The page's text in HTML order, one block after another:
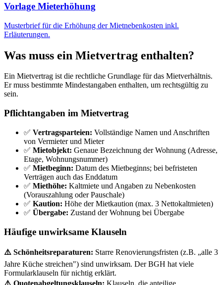
Vorlage Mieterhöhung
Musterbrief für die Erhöhung der Mietnebenkosten inkl.
Erläuterungen.
Was muss ein Mietvertrag enthalten?
Ein Mietvertrag ist die rechtliche Grundlage für das Mietverhältnis.
Er muss bestimmte Mindestangaben enthalten, um rechtsgültig zu
sein.
Pflichtangaben im Mietvertrag
✅ Vertragsparteien: Vollständige Namen und Anschriften
von Vermieter und Mieter
✅ Mietobjekt: Genaue Bezeichnung der Wohnung (Adresse,
Etage, Wohnungsnummer)
✅ Mietbeginn: Datum des Mietbeginns; bei befristeten
Verträgen auch das Enddatum
✅ Miethöhe: Kaltmiete und Angaben zu Nebenkosten
(Vorauszahlung oder Pauschale)
✅ Kaution: Höhe der Mietkaution (max. 3 Nettokaltmieten)
✅ Übergabe: Zustand der Wohnung bei Übergabe
Häufige unwirksame Klauseln
⚠️ Schönheitsreparaturen: Starre Renovierungsfristen (z.B. „alle 3
Jahre Küche streichen") sind unwirksam. Der BGH hat viele
Formularklauseln für nichtig erklärt.